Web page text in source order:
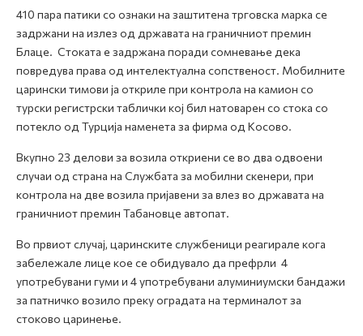
410 пара патики со ознаки на заштитена трговска марка се
задржани на излез од државата на граничниот премин
Блаце. Стоката е задржана поради сомневање дека
повредува права од интелектуална сопственост. Мобилните
царински тимови ја откриле при контрола на камион со
турски регистрски таблички кој бил натоварен со стока со
потекло од Турција наменета за фирма од Косово.
Вкупно 23 делови за возила откриени се во два одвоени
случаи од страна на Службата за мобилни скенери, при
контрола на две возила пријавени за влез во државата на
граничниот премин Табановце автопат.
Во првиот случај, царинските службеници реагирале кога
забележале лице кое се обидувало да префрли 4
употребувани гуми и 4 употребувани алуминиумски бандажи
за патничко возило преку оградата на терминалот за
стоково царинење.